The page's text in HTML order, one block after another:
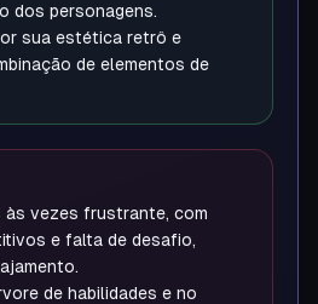
dos personagens.
sua estética retrô e
de elementos de
às vezes frustrante, com
e falta de desafio,
de habilidades e no